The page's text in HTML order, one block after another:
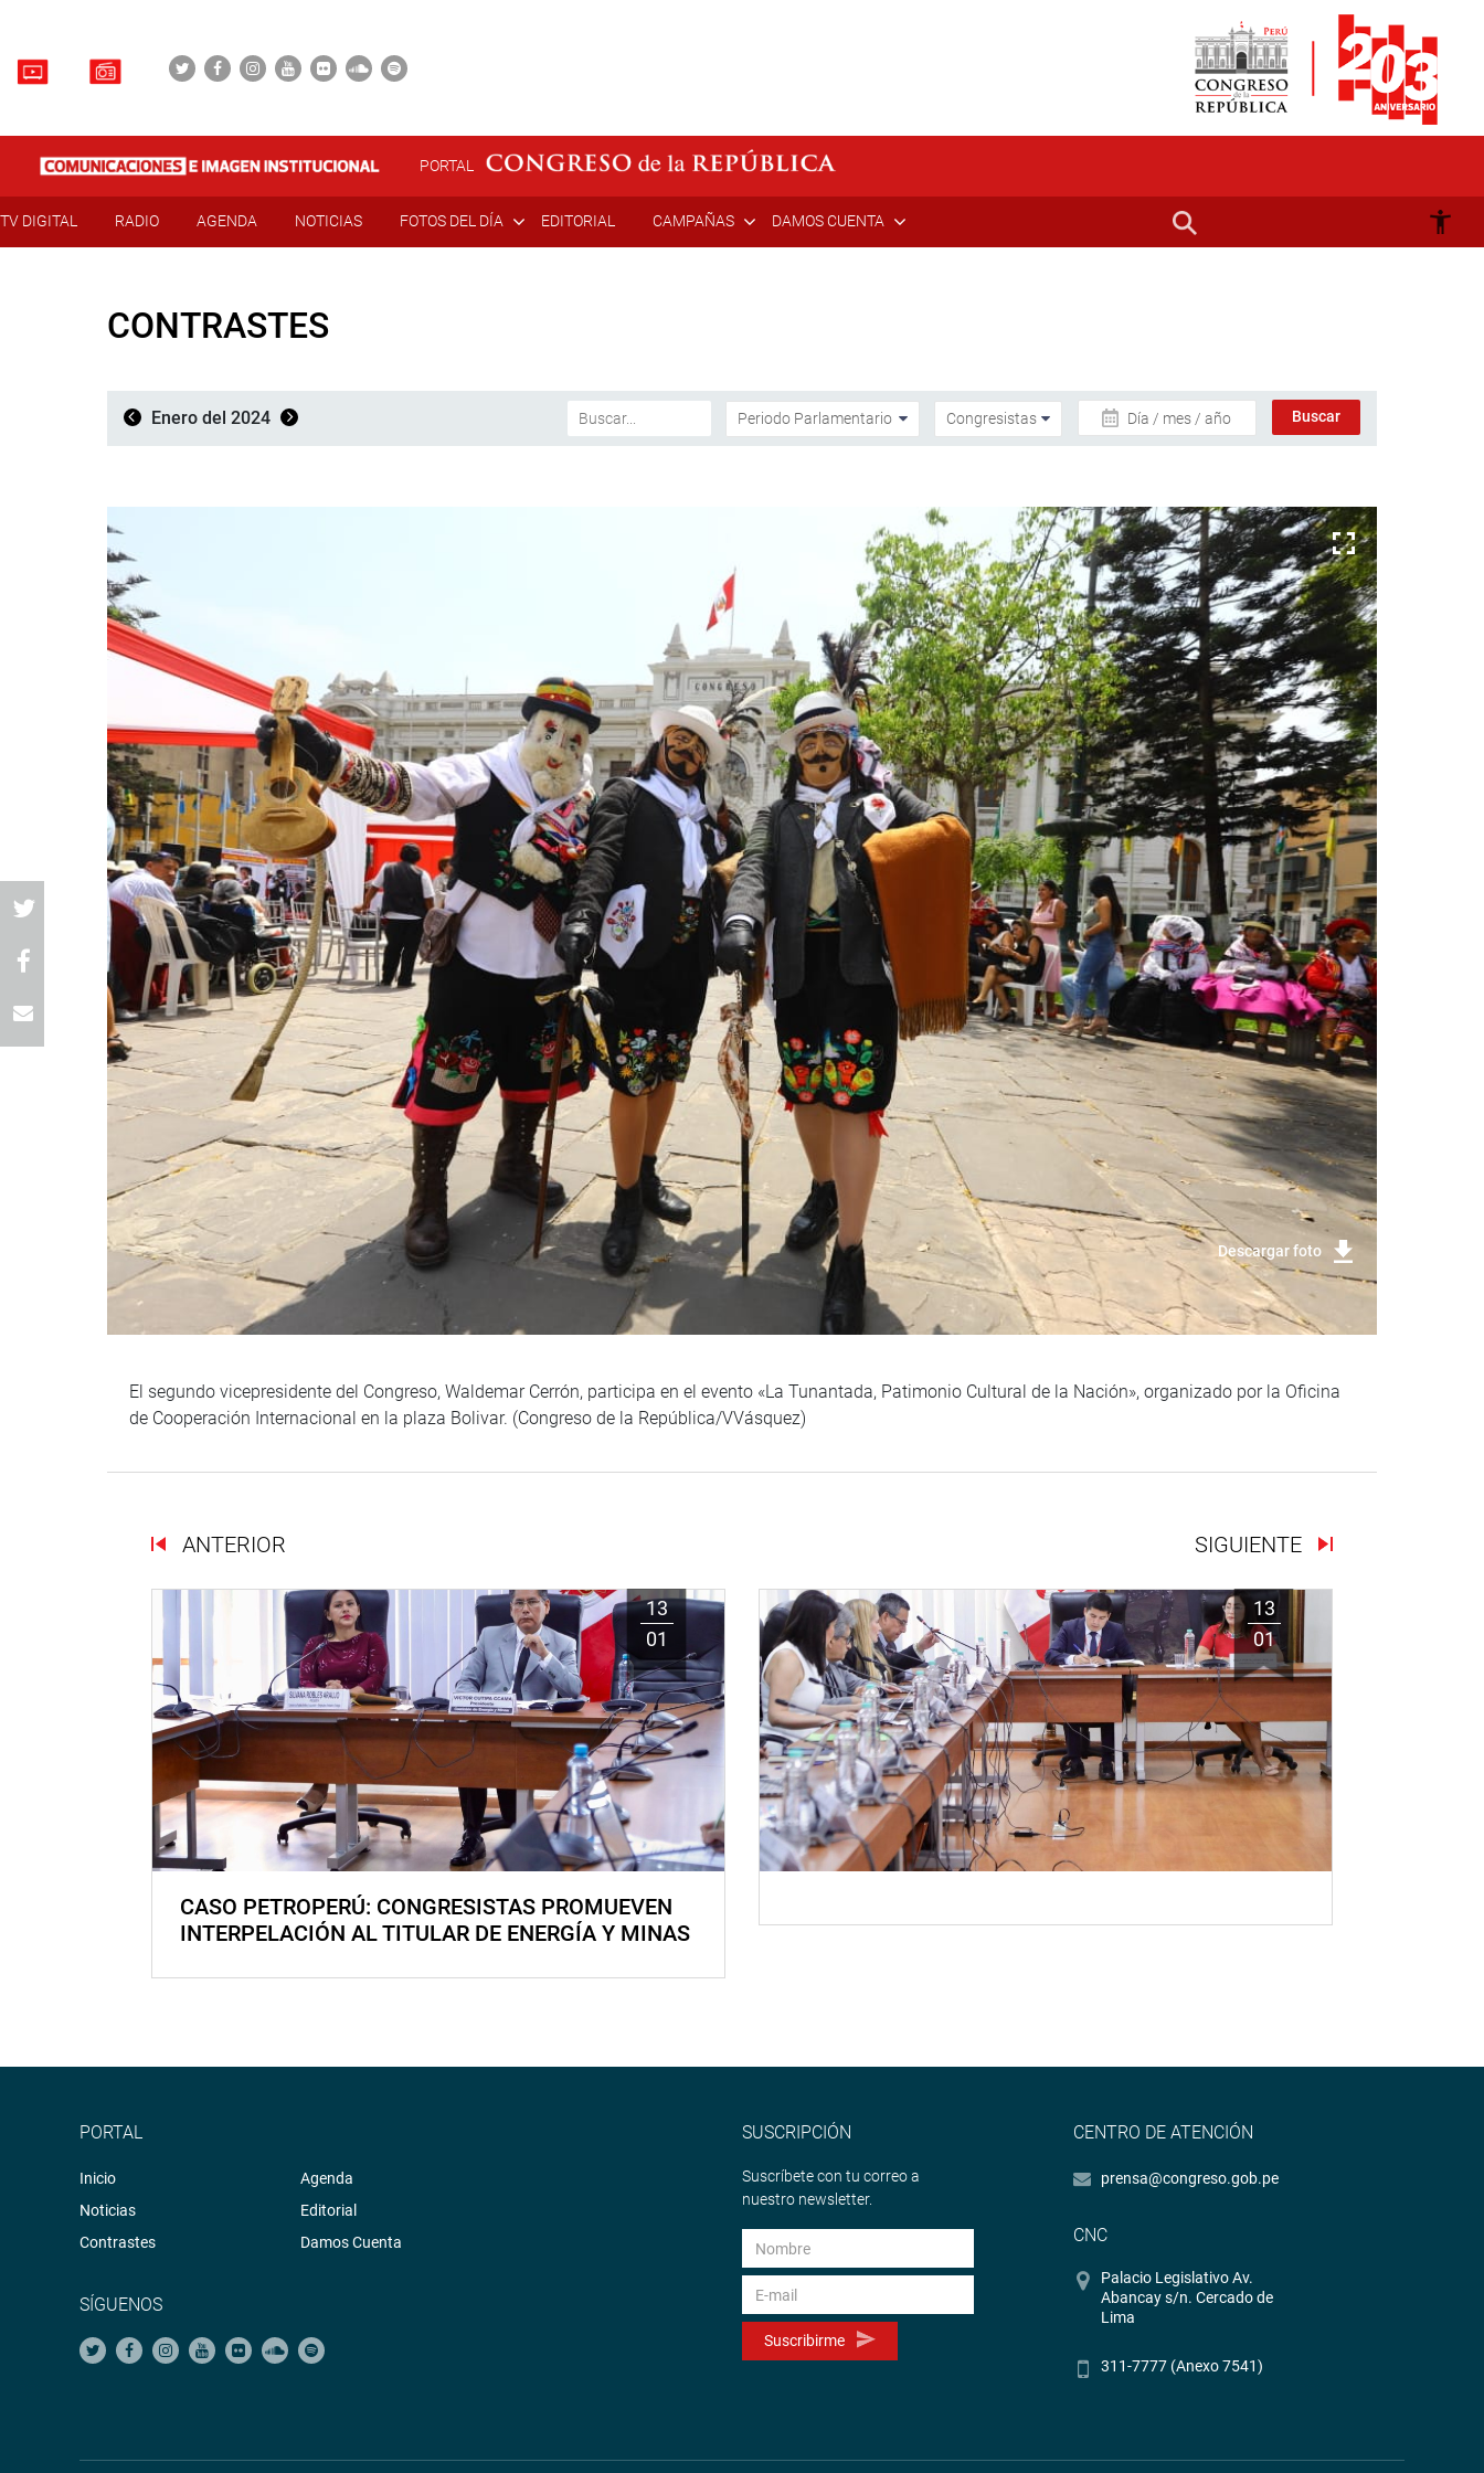
PORTAL
TV DIGITAL RADIO AGENDA NOTICIAS FOTOS DEL DÍA EDITORIAL CAMPAÑAS DAMOS CUENTA
CONTRASTES
Enero del 2024 Día / mes / año
Descargar foto
El segundo vicepresidente del Congreso, Waldemar Cerrón, participa en el evento «La Tunantada, Patimonio Cultural de la Nación», organizado por la Oficina
de Cooperación Internacional en la plaza Bolivar. (Congreso de la República/VVásquez)
ANTERIOR SIGUIENTE
13
01
CASO PETROPERÚ: CONGRESISTAS PROMUEVEN
INTERPELACIÓN AL TITULAR DE ENERGÍA Y MINAS
13
01
PORTAL
Inicio
Noticias
Contrastes
Agenda
Editorial
Damos Cuenta
SÍGUENOS
SUSCRIPCIÓN
Suscríbete con tu correo a
nuestro newsletter.
Suscribirme
CENTRO DE ATENCIÓN
prensa@congreso.gob.pe
CNC
Palacio Legislativo Av.
Abancay s/n. Cercado de
Lima
311-7777 (Anexo 7541)